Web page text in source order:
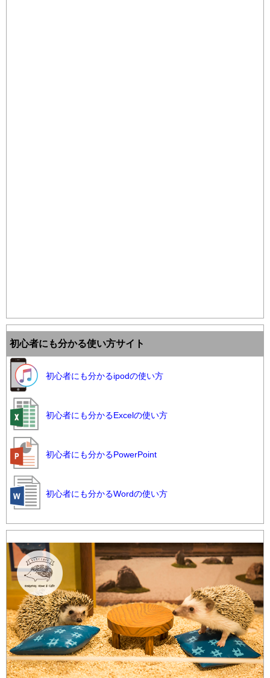
初心者にも分かる使い方サイト
初心者にも分かるipodの使い方
初心者にも分かるExcelの使い方
初心者にも分かるPowerPoint
初心者にも分かるWordの使い方